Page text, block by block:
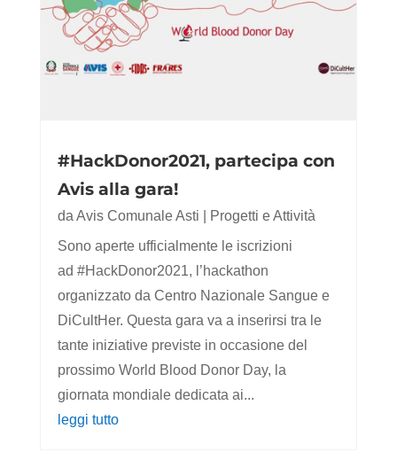
#HackDonor2021, partecipa con
Avis alla gara!
da Avis Comunale Asti
Progetti e Attività
Sono aperte ufficialmente le iscrizioni
ad #HackDonor2021, l’hackathon
organizzato da Centro Nazionale Sangue e
DiCultHer. Questa gara va a inserirsi tra le
tante iniziative previste in occasione del
prossimo World Blood Donor Day, la
giornata mondiale dedicata ai...
leggi tutto